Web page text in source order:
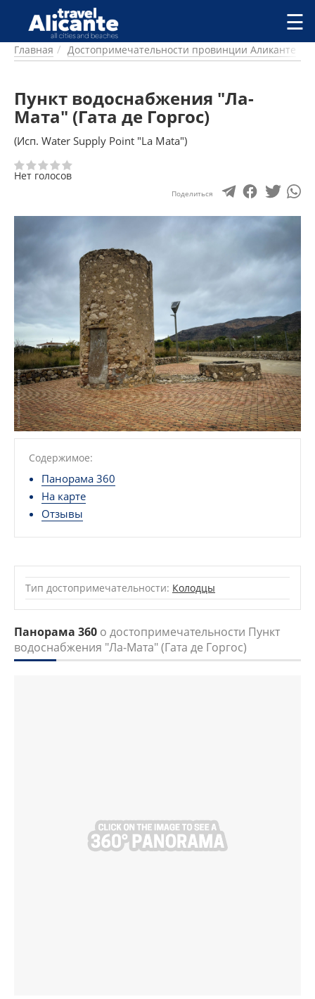
Перейти к основному содержанию
ГОРОДА
ПИТАНИЕ
ПРОЖИВАНИЕ
ДОСТОПРИМЕЧАТЕЛЬНОСТИ
КЕМПИНГ
КОМАРКИ (РАЙОНЫ)
ПРЕДЛОЖЕНИЯ
УСЛУГИ
☰
Главная Достопримечательности провинции Аликанте
Пункт водоснабжения "Ла-
Мата" (Гата де Горгос)
(Исп. Water Supply Point "La Mata")
Нет голосов
Поделиться
Содержимое:
Панорама 360
На карте
Отзывы
Тип достопримечательности: Колодцы
Панорама 360 о достопримечательности Пункт
водоснабжения "Ла-Мата" (Гата де Горгос)